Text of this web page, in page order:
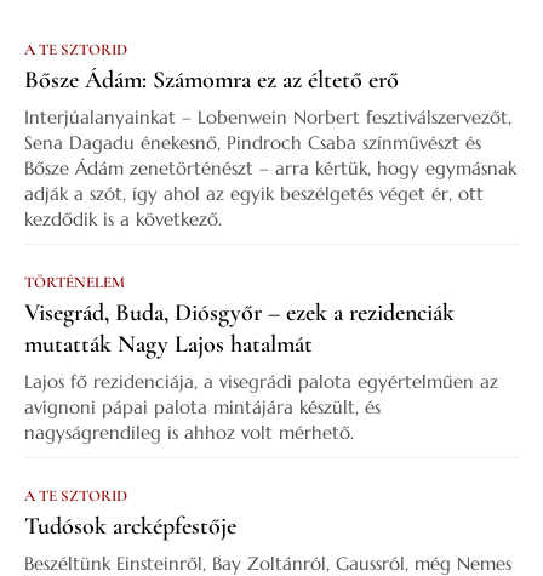
A TE SZTORID
Bősze Ádám: Számomra ez az éltető erő
Interjúalanyainkat – Lobenwein Norbert fesztiválszervezőt,
Sena Dagadu énekesnő, Pindroch Csaba színművészt és
Bősze Ádám zenetörténészt – arra kértük, hogy egymásnak
adják a szót, így ahol az egyik beszélgetés véget ér, ott
kezdődik is a következő.
TÖRTÉNELEM
Visegrád, Buda, Diósgyőr – ezek a rezidenciák
mutatták Nagy Lajos hatalmát
Lajos fő rezidenciája, a visegrádi palota egyértelműen az
avignoni pápai palota mintájára készült, és
nagyságrendileg is ahhoz volt mérhető.
A TE SZTORID
Tudósok arcképfestője
Beszéltünk Einsteinről, Bay Zoltánról, Gaussról, még Nemes